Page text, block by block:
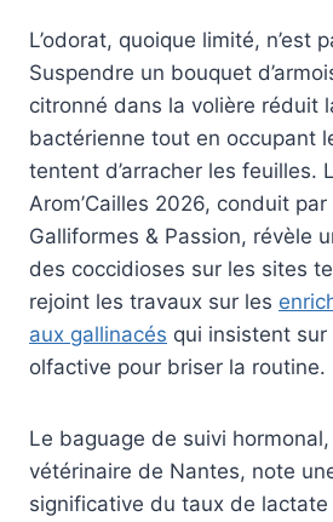
L’odorat, quoique limité, n’est
Suspendre un bouquet
citronné dans la volière réduit
bactérienne tout en occupant
tentent d’arracher les feuilles.
Arom’Cailles 2026, conduit par
Galliformes & Passion, révèle
des coccidioses sur les sites
rejoint les travaux sur les
aux gallinacés qui insistent
olfactive pour briser la routine.
Le baguage de suivi hormonal,
vétérinaire de Nantes, note
significative du taux de lactate